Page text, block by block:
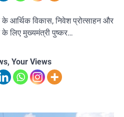
आर्थिक विकास, निवेश प्रोत्साहन और
के लिए मुख्यमंत्री पुष्कर…
Your Views